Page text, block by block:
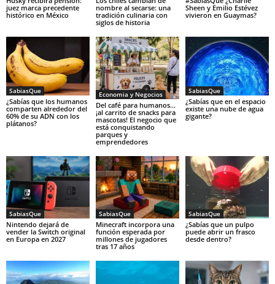
juez marca precedente
histórico en México
nombre al secarse: una
tradición culinaria con
siglos de historia
Sheen y Emilio Estévez
vivieron en Guaymas?
SabiasQue
¿Sabías que los humanos
comparten alrededor del
60% de su ADN con los
plátanos?
Economia y Negocios
Del café para humanos…
¡al carrito de snacks para
mascotas! El negocio que
está conquistando
parques y
emprendedores
SabiasQue
¿Sabías que en el espacio
existe una nube de agua
gigante?
SabiasQue
Nintendo dejará de
vender la Switch original
en Europa en 2027
SabiasQue
Minecraft incorpora una
función esperada por
millones de jugadores
tras 17 años
SabiasQue
¿Sabías que un pulpo
puede abrir un frasco
desde dentro?